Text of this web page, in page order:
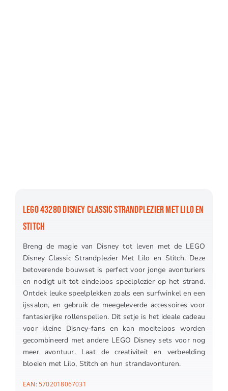
LEGO 43280 DISNEY CLASSIC STRANDPLEZIER MET LILO EN
STITCH
Breng de magie van Disney tot leven met de LEGO
Disney Classic Strandplezier Met Lilo en Stitch. Deze
betoverende bouwset is perfect voor jonge avonturiers
en nodigt uit tot eindeloos speelplezier op het strand.
Ontdek leuke speelplekken zoals een surfwinkel en een
ijssalon, en gebruik de meegeleverde accessoires voor
fantasierijke rollenspellen. Dit setje is het ideale cadeau
voor kleine Disney-fans en kan moeiteloos worden
gecombineerd met andere LEGO Disney sets voor nog
meer avontuur. Laat de creativiteit en verbeelding
bloeien met Lilo, Stitch en hun strandavonturen.
EAN:5702018067031